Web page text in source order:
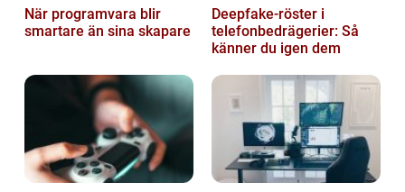
När programvara blir
smartare än sina skapare
Deepfake-röster i
telefonbedrägerier: Så
känner du igen dem